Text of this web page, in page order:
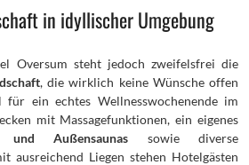
in idyllischer Umgebung
Oversum steht jedoch zweifelsfrei die
, die wirklich keine Wünsche offen
ein echtes Wellnesswochenende im
mit Massagefunktionen, ein eigenes
und Außensaunas sowie diverse
ausreichend Liegen stehen Hotelgästen